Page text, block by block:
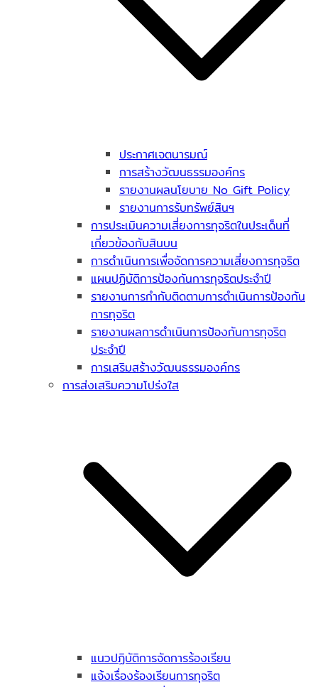
ประกาศเจตนารมณ์
การสร้างวัฒนธรรมองค์กร
รายงานผลนโยบาย No Gift Policy
รายงานการรับทรัพย์สินฯ
การประเมินความเสี่ยงการทุจริตในประเด็นที่
เกี่ยวข้องกับสินบน
การดำเนินการเพื่อจัดการความเสี่ยงการทุจริต
แผนปฏิบัติการป้องกันการทุจริตประจำปี
รายงานการกำกับติดตามการดำเนินการป้องกัน
การทุจริต
รายงานผลการดำเนินการป้องกันการทุจริต
ประจำปี
การเสริมสร้างวัฒนธรรมองค์กร
การส่งเสริมความโปร่งใส
แนวปฏิบัติการจัดการร้องเรียน
แจ้งเรื่องร้องเรียนการทุจริต